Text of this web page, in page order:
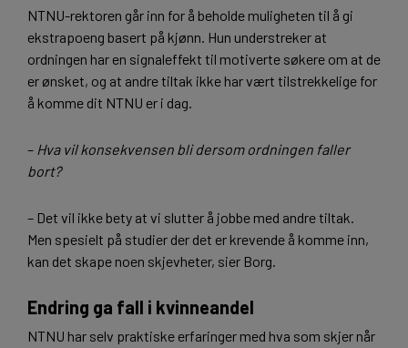
NTNU-rektoren går inn for å beholde muligheten til å gi
ekstrapoeng basert på kjønn. Hun understreker at
ordningen har en signaleffekt til motiverte søkere om at de
er ønsket, og at andre tiltak ikke har vært tilstrekkelige for
å komme dit NTNU er i dag.
– Hva vil konsekvensen bli dersom ordningen faller
bort?
– Det vil ikke bety at vi slutter å jobbe med andre tiltak.
Men spesielt på studier der det er krevende å komme inn,
kan det skape noen skjevheter, sier Borg.
Endring ga fall i kvinneandel
NTNU har selv praktiske erfaringer med hva som skjer når